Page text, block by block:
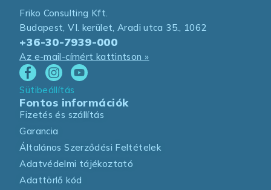
Friko Consulting Kft.
Budapest, VI. kerület, Aradi utca 35., 1062
+36-30-7939-000
Az e-mail-címért kattintson »
Sütibeállítás
Fontos információk
Fizetés és szállítás
Garancia
Általános Szerződési Feltételek
Adatvédelmi tájékoztató
Adattörlő kód